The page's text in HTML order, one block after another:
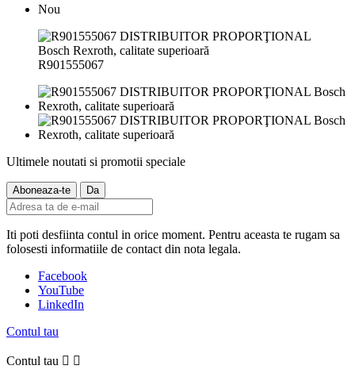
Nou
R901555067
Ultimele noutati si promotii speciale
Iti poti desfiinta contul in orice moment. Pentru aceasta te rugam sa
folosesti informatiile de contact din nota legala.
Facebook
YouTube
LinkedIn
Contul tau
Contul tau  